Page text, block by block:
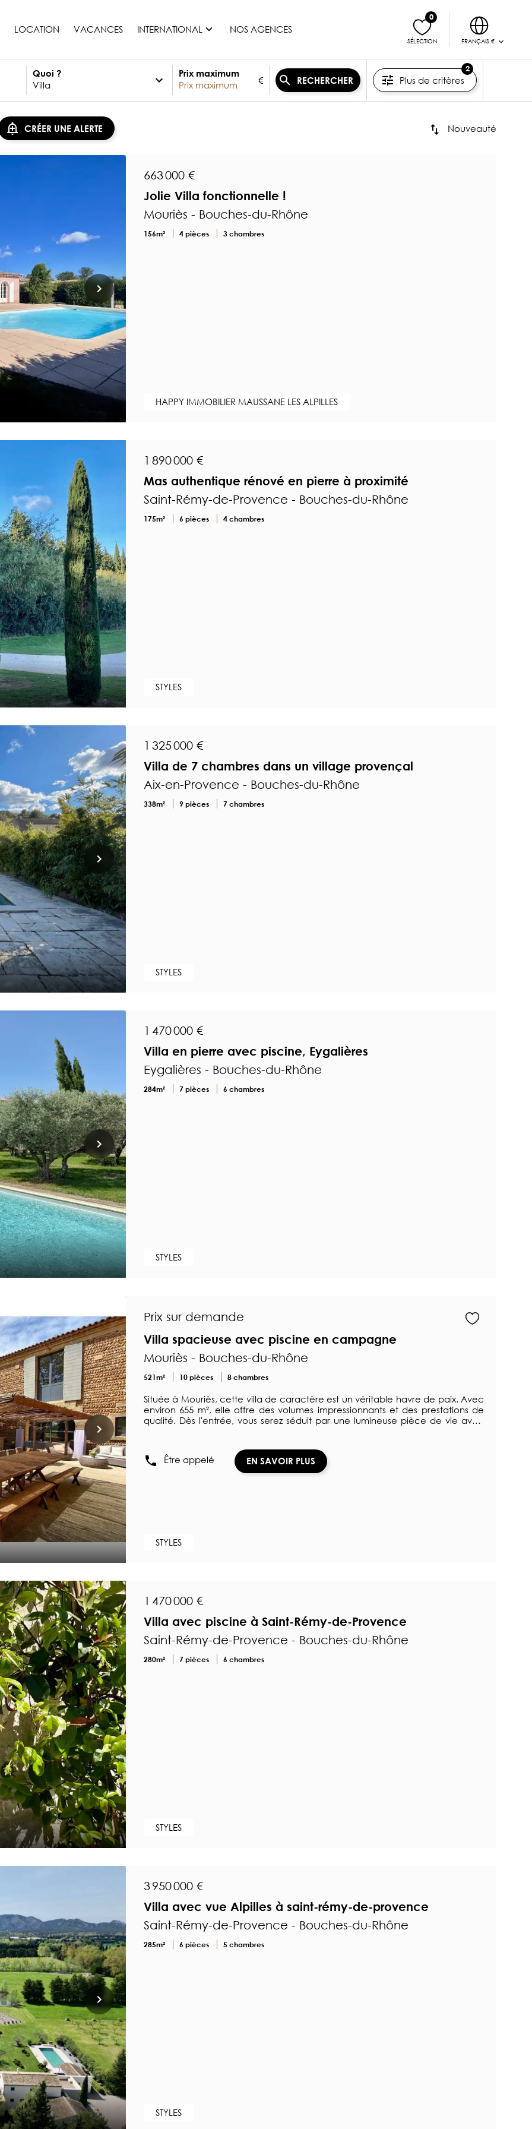
LOCATION VACANCES INTERNATIONAL
France
Maurice
Etats-unis
Suisse
Tous les pays
NOS AGENCES
SÉLECTION
0
FRANÇAIS €
Quoi ? Prix maximum
€ RECHERCHER Plus de critères
2
CRÉER UNE ALERTE Nouveauté
663 000 €
Jolie Villa fonctionnelle !
Mouriès - Bouches-du-Rhône
156m² 4 pièces 3 chambres
HAPPY IMMOBILIER MAUSSANE LES ALPILLES
1 890 000 €
Mas authentique rénové en pierre à proximité
Saint-Rémy-de-Provence - Bouches-du-Rhône
175m² 6 pièces 4 chambres
STYLES
1 325 000 €
Villa de 7 chambres dans un village provençal
Aix-en-Provence - Bouches-du-Rhône
338m² 9 pièces 7 chambres
STYLES
1 470 000 €
Villa en pierre avec piscine, Eygalières
Eygalières - Bouches-du-Rhône
284m² 7 pièces 6 chambres
STYLES
Prix sur demande
Villa spacieuse avec piscine en campagne
Mouriès - Bouches-du-Rhône
521m² 10 pièces 8 chambres
Située à Mouriès, cette villa de caractère est un véritable havre de paix. Avec
environ 655 m², elle offre des volumes impressionnants et des prestations de
qualité. Dès l'entrée, vous serez séduit par une lumineuse pièce de vie avec
suite parentale et une seconde suite. Deux chambres supplémentaires avec
accès à un espace bien-être sont également aménagées. L'extérieur se
révèle tout aussi accueillant, avec une grande terrasse, piscine, bar-l […]
Être appelé EN SAVOIR PLUS
STYLES
1 470 000 €
Villa avec piscine à Saint-Rémy-de-Provence
Saint-Rémy-de-Provence - Bouches-du-Rhône
280m² 7 pièces 6 chambres
STYLES
3 950 000 €
Villa avec vue Alpilles à saint-rémy-de-provence
Saint-Rémy-de-Provence - Bouches-du-Rhône
285m² 6 pièces 5 chambres
STYLES